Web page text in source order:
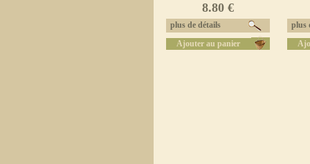
8.80 €
plus de détails
Ajouter au panier
plus